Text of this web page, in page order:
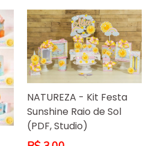
NATUREZA - Kit Festa
Sunshine Raio de Sol
(PDF, Studio)